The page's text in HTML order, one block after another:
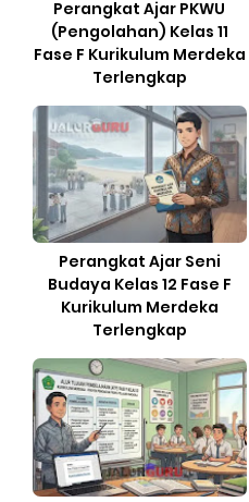
Perangkat Ajar PKWU
(Pengolahan) Kelas 11
Fase F Kurikulum Merdeka
Terlengkap
Perangkat Ajar Seni
Budaya Kelas 12 Fase F
Kurikulum Merdeka
Terlengkap